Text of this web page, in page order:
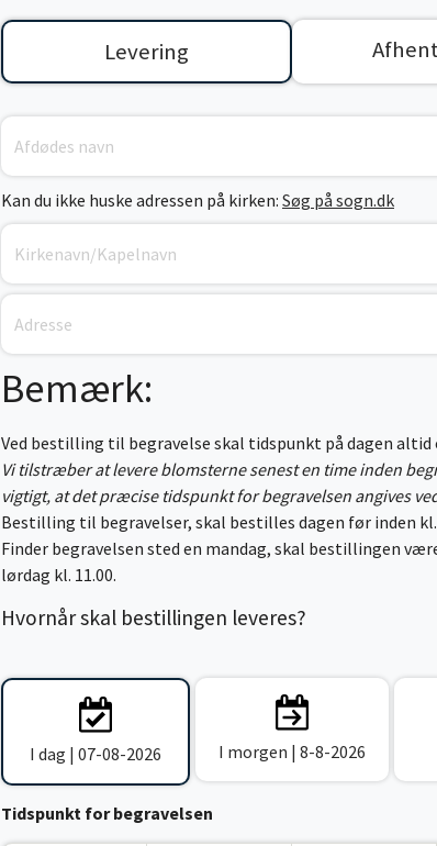
Levering
Kan du ikke huske adressen på kirken: Søg på sogn.dk
Bemærk:
Ved bestilling til begravelse skal tidspunkt på dagen altid
Vi tilstræber at levere blomsterne senest en time inden
vigtigt, at det præcise tidspunkt for begravelsen angives
Bestilling til begravelser, skal bestilles dagen før inden kl.
Finder begravelsen sted en mandag, skal bestillingen
lørdag kl. 11.00.
Hvornår skal bestillingen leveres?
I dag | 07-08-2026 I morgen | 8-8-2026
Tidspunkt for begravelsen